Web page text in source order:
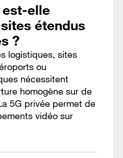
est-elle
étendus
?
logistiques, sites
ou
nécessitent
homogène sur de
5G privée permet de
vidéo sur